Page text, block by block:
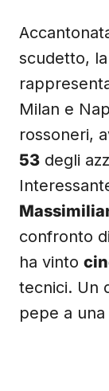
scudetto,
Milan e
rossoneri,
53 degli
confronto
ha vinto
tecnici. Un
pepe a